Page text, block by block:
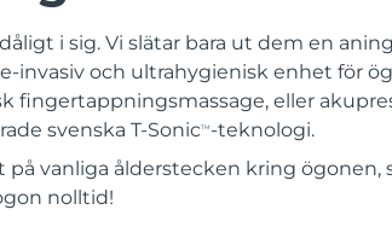
i sig. Vi slätar bara ut dem en
invasiv och ultrahygienisk enhet för
fingertappningsmassage, eller
svenska T-SonicTM -teknologi.
på vanliga ålderstecken kring ögonen,
nolltid!